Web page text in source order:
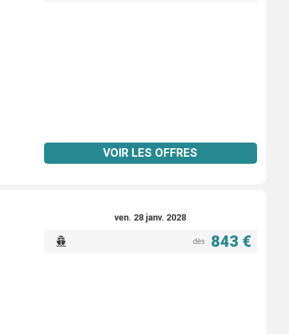
VOIR LES OFFRES
ven. 28 janv. 2028
dès 843 €